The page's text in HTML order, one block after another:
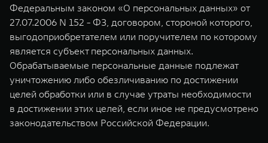
Федеральным законом «О персональных данных» от
27.07.2006 N 152 - ФЗ, договором, стороной которого,
выгодоприобретателем или поручителем по которому
является субъект персональных данных.
Обрабатываемые персональные данные подлежат
уничтожению либо обезличиванию по достижении
целей обработки или в случае утраты необходимости
в достижении этих целей, если иное не предусмотрено
законодательством Российской Федерации.